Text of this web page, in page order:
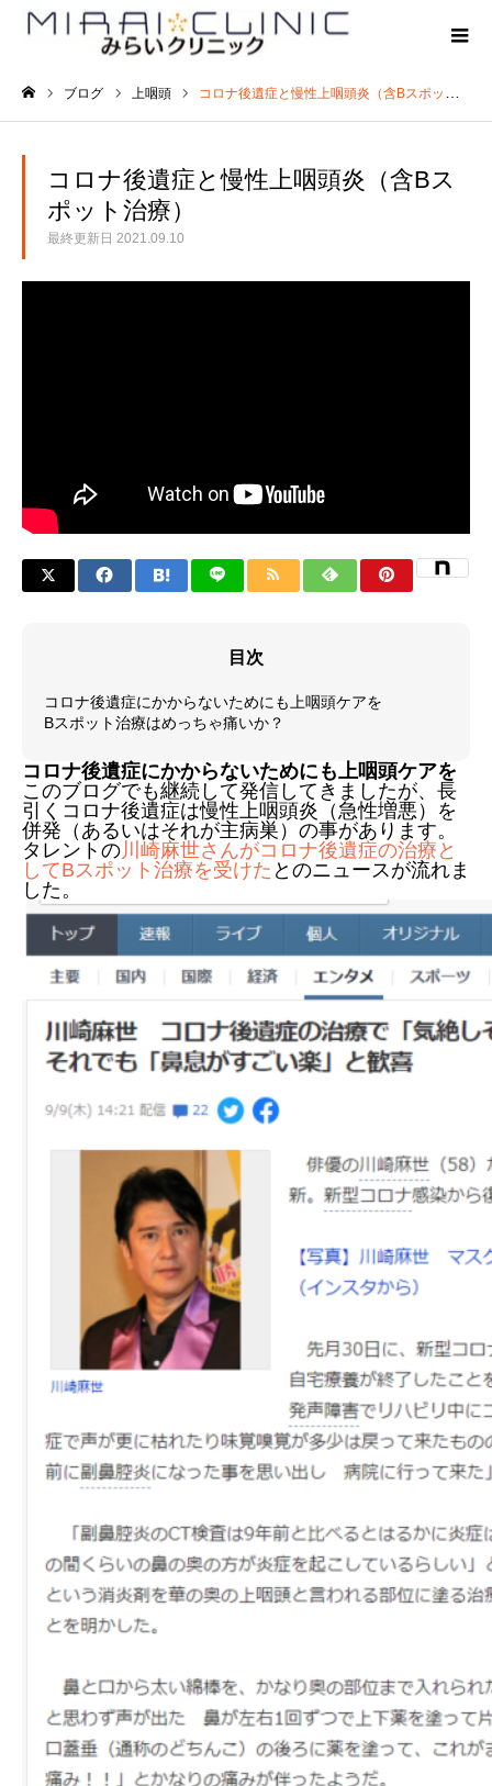
ブログ 上咽頭 コロナ後遺症と慢性上咽頭炎（含Bスポット治療）
コロナ後遺症と慢性上咽頭炎（含Bス
ポット治療）
最終更新日 2021.09.10
目次
コロナ後遺症にかからないためにも上咽頭ケアを
Bスポット治療はめっちゃ痛いか？
コロナ後遺症にかからないためにも上咽頭ケアを
このブログでも継続して発信してきましたが、長
引くコロナ後遺症は慢性上咽頭炎（急性増悪）を
併発（あるいはそれが主病巣）の事があります。
タレントの川崎麻世さんがコロナ後遺症の治療と
してBスポット治療を受けた とのニュースが流れま
した。